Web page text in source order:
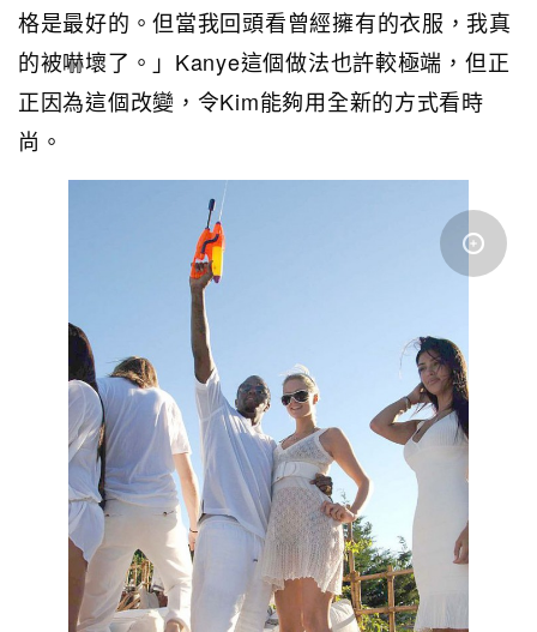
格是最好的。但當我回頭看曾經擁有的衣服，我真
的被嚇壞了。」Kanye這個做法也許較極端，但正
正因為這個改變，令Kim能夠用全新的方式看時
尚。